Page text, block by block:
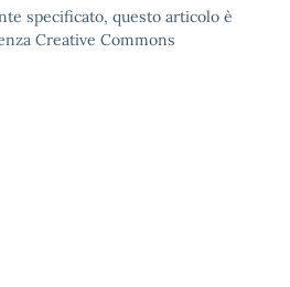
specificato, questo articolo è
Creative Commons